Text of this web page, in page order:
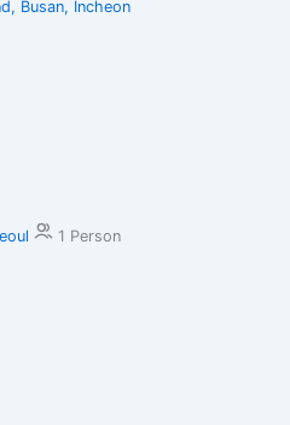
Busan, Incheon
1 Person